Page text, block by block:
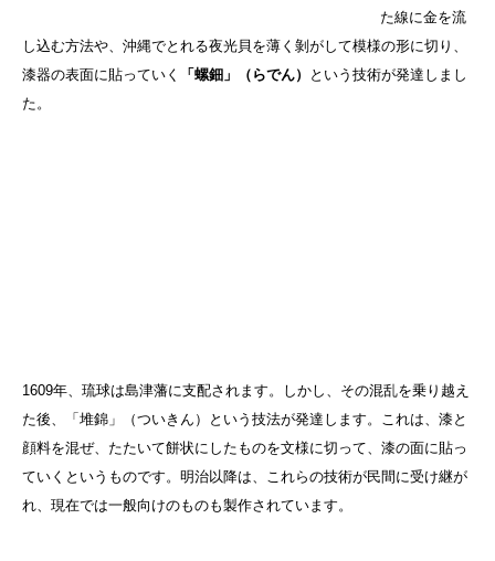
た線に金を流
し込む方法や、沖縄でとれる夜光貝を薄く剝がして模様の形に切り、
漆器の表面に貼っていく
「螺鈿」（らでん）
という技術が発達しまし
た。
1609年、琉球は島津藩に支配されます。しかし、その混乱を乗り越え
た後、「堆錦」（ついきん）という技法が発達します。これは、漆と
顔料を混ぜ、たたいて餅状にしたものを文様に切って、漆の面に貼っ
ていくというものです。明治以降は、これらの技術が民間に受け継が
れ、現在では一般向けのものも製作されています。